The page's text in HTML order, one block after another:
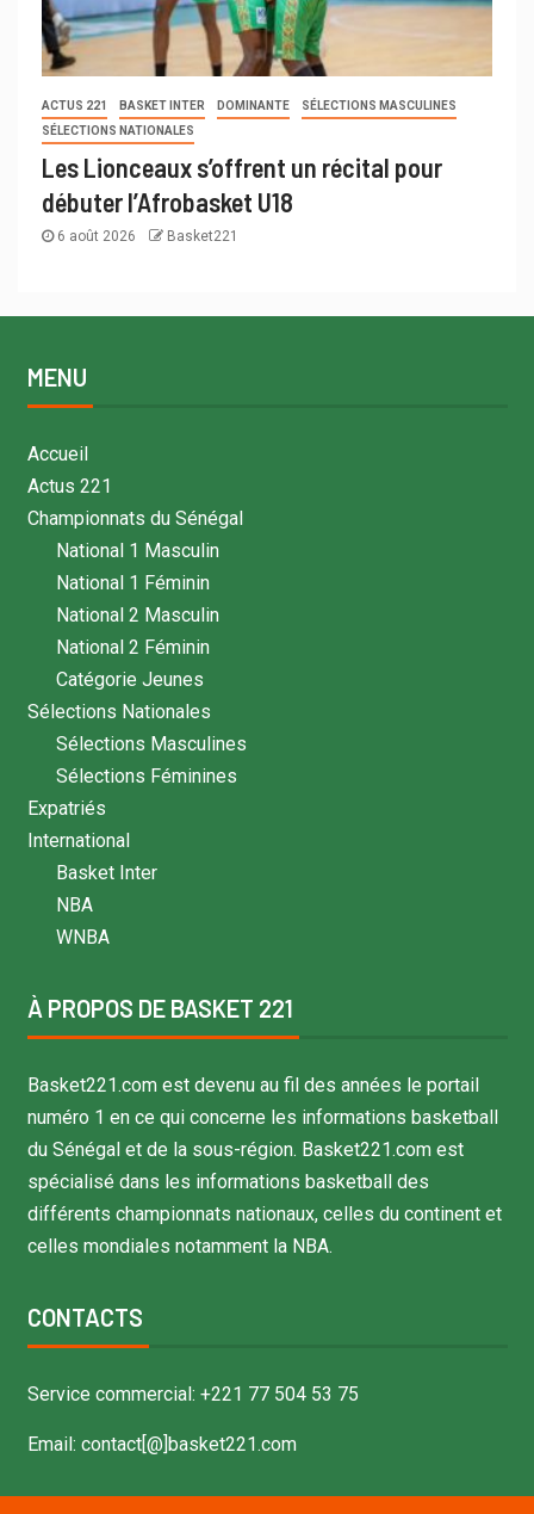
ACTUS 221 BASKET INTER DOMINANTE
SÉLECTIONS MASCULINES
SÉLECTIONS NATIONALES
Les Lionceaux s’offrent un récital pour
débuter l’Afrobasket U18
6 août 2026 Basket221
MENU
Accueil
Actus 221
Championnats du Sénégal
National 1 Masculin
National 1 Féminin
National 2 Masculin
National 2 Féminin
Catégorie Jeunes
Sélections Nationales
Sélections Masculines
Sélections Féminines
Expatriés
International
Basket Inter
NBA
WNBA
À PROPOS DE BASKET 221
Basket221.com est devenu au fil des années le portail
numéro 1 en ce qui concerne les informations basketball
du Sénégal et de la sous-région. Basket221.com est
spécialisé dans les informations basketball des
différents championnats nationaux, celles du continent et
celles mondiales notamment la NBA.
CONTACTS
Service commercial: +221 77 504 53 75
Email: contact[@]basket221.com